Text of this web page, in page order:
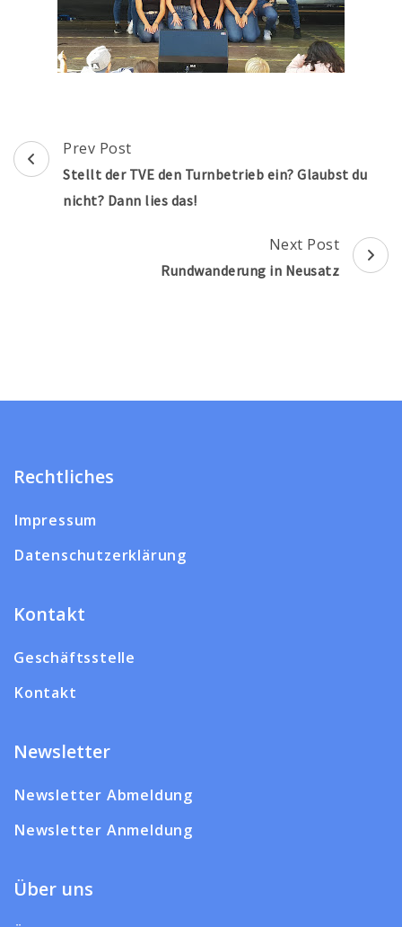
Post
Navigation
Prev Post
Stellt der TVE den Turnbetrieb ein? Glaubst du
nicht? Dann lies das!
Next Post
Rundwanderung in Neusatz
Rechtliches
Impressum
Datenschutzerklärung
Kontakt
Geschäftsstelle
Kontakt
Newsletter
Newsletter Abmeldung
Newsletter Anmeldung
Über uns